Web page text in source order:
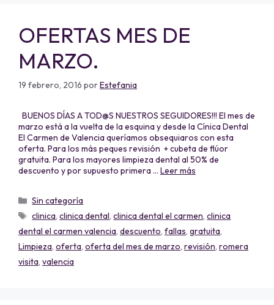
OFERTAS MES DE
MARZO.
19 febrero, 2016 porEstefania
BUENOS DÍAS A TOD@S NUESTROS SEGUIDORES!!! El mes de
marzo está a la vuelta de la esquina y desde la Cínica Dental
El Carmen de Valencia queríamos obsequiaros con esta
oferta. Para los más peques revisión + cubeta de flúor
gratuita. Para los mayores limpieza dental al 50% de
descuento y por supuesto primera … Leer más
Sin categoría
clinica,clinica dental,clinica dental el carmen,clinica
dental el carmen valencia, descuento, fallas, gratuita,
Limpieza, oferta, oferta del mes de marzo, revisión, romera
visita, valencia